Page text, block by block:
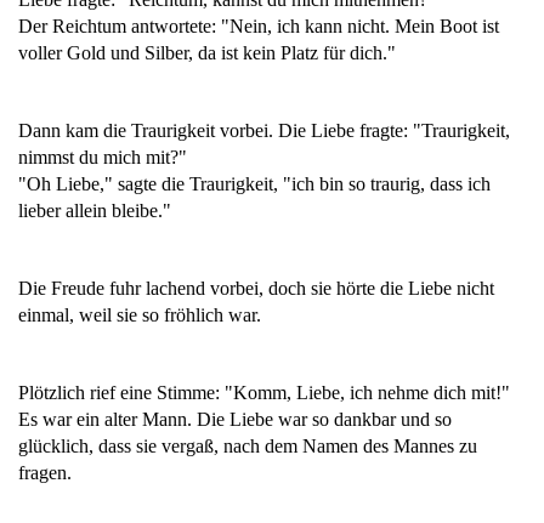
Der Reichtum antwortete: "Nein, ich kann nicht. Mein Boot ist
voller Gold und Silber, da ist kein Platz für dich."
Dann kam die Traurigkeit vorbei. Die Liebe fragte: "Traurigkeit,
nimmst du mich mit?"
"Oh Liebe," sagte die Traurigkeit, "ich bin so traurig, dass ich
lieber allein bleibe."
Die Freude fuhr lachend vorbei, doch sie hörte die Liebe nicht
einmal, weil sie so fröhlich war.
Plötzlich rief eine Stimme: "Komm, Liebe, ich nehme dich mit!"
Es war ein alter Mann. Die Liebe war so dankbar und so
glücklich, dass sie vergaß, nach dem Namen des Mannes zu
fragen.